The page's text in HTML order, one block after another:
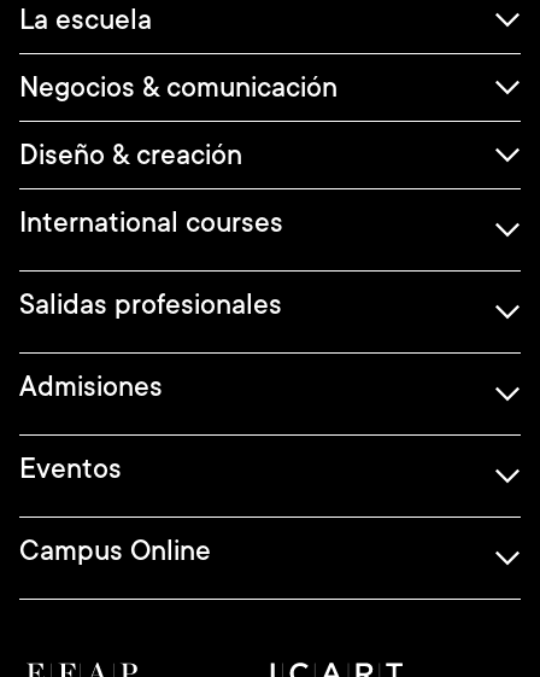
Navegación
principal
La escuela
Negocios & comunicación
Diseño & creación
International courses
Salidas profesionales
Admisiones
Eventos
Campus Online